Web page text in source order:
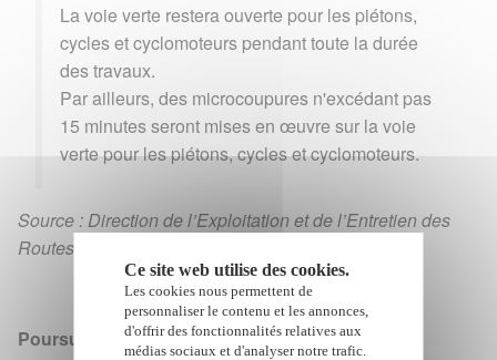
La voie verte restera ouverte pour les piétons,
cycles et cyclomoteurs pendant toute la durée
des travaux.
Par ailleurs, des microcoupures n'excédant pas
15 minutes seront mises en œuvre sur la voie
verte pour les piétons, cycles et cyclomoteurs.
Source : Direction de l’Exploitation et de l’Entretien des
Routes – C.R.G.T
Poursuivre avec :
Ce site web utilise des cookies.
Les cookies nous permettent de
personnaliser le contenu et les annonces,
d'offrir des fonctionnalités relatives aux
médias sociaux et d'analyser notre trafic.